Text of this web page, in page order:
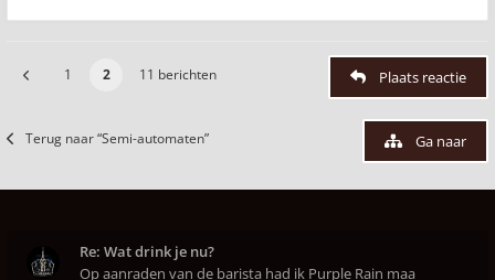
1 2 11 berichten Plaats reactie
Terug naar “Semi-automaten” Ga naar
Re: Wat drink je nu?
Op aanraden van de barista had ik Purple Rain maa